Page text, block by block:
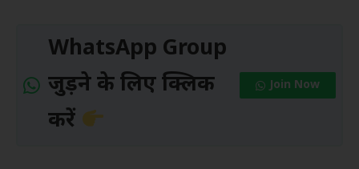
WhatsApp Group
जुड़ने के लिए क्लिक
करें
Join Now